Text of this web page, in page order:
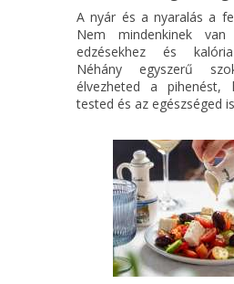
Krisztián szövegkönyve pedig
szellemiségét, miközben modern
történetet. Vincze Balázs
hogy egyedi vizuális látásmódja
mozgások, a koreográfia lesz a
meghatározó, fontos eleme.
Kihagyhatatlan, igazi családi
A zenés játék a Proscenium Szerzői
kerül bemutatásra.
Szereposztás és
A nyár és a nyaralás a
Nem mindenkinek van
edzésekhez és
Néhány egyszerű
élvezheted a pihenést,
tested és az egészséged